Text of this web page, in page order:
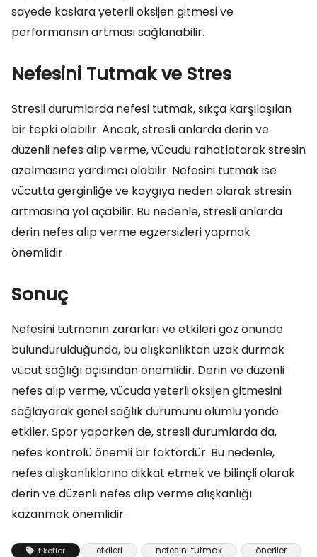
sayede kaslara yeterli oksijen gitmesi ve
performansın artması sağlanabilir.
Nefesini Tutmak ve Stres
Stresli durumlarda nefesi tutmak, sıkça karşılaşılan
bir tepki olabilir. Ancak, stresli anlarda derin ve
düzenli nefes alıp verme, vücudu rahatlatarak stresin
azalmasına yardımcı olabilir. Nefesini tutmak ise
vücutta gerginliğe ve kaygıya neden olarak stresin
artmasına yol açabilir. Bu nedenle, stresli anlarda
derin nefes alıp verme egzersizleri yapmak
önemlidir.
Sonuç
Nefesini tutmanın zararları ve etkileri göz önünde
bulundurulduğunda, bu alışkanlıktan uzak durmak
vücut sağlığı açısından önemlidir. Derin ve düzenli
nefes alıp verme, vücuda yeterli oksijen gitmesini
sağlayarak genel sağlık durumunu olumlu yönde
etkiler. Spor yaparken de, stresli durumlarda da,
nefes kontrolü önemli bir faktördür. Bu nedenle,
nefes alışkanlıklarına dikkat etmek ve bilinçli olarak
derin ve düzenli nefes alıp verme alışkanlığı
kazanmak önemlidir.
Etiketler etkileri nefesini tutmak
öneriler